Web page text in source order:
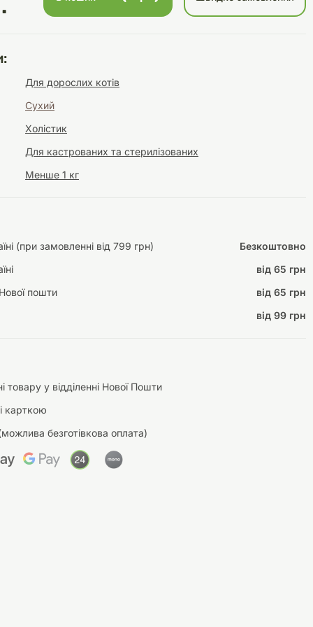
догляду
Амуніція
Освітлення
Для дорослих котів
Сухий
Холістик
Для кастрованих та стерилізованих
Менше 1 кг
(при замовленні від 799 грн)
Безкоштовно
від 65 грн
пошти
від 65 грн
від 99 грн
товару у відділенні Нової Пошти
карткою
безготівкова оплата)